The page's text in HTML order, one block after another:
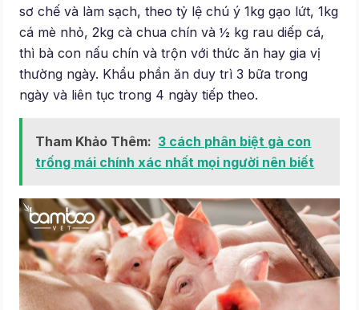
sơ chế và làm sạch, theo tỷ lệ chú ý 1kg gạo lứt, 1kg
cá mè nhỏ, 2kg cà chua chín và ½ kg rau diếp cá,
thì bà con nấu chín và trộn với thức ăn hay gia vị
thường ngày. Khẩu phần ăn duy trì 3 bữa trong
ngày và liên tục trong 4 ngày tiếp theo.
Tham Khảo Thêm: 3 cách phân biệt gà con
trống mái chính xác nhất mọi người nên biết